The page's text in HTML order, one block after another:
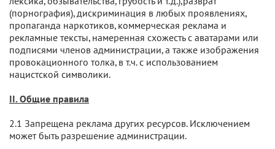
(порнография), дискриминация в любых проявлениях,
пропаганда наркотиков, коммерческая реклама и
рекламные тексты, намеренная схожесть с аватарами или
подписями членов администрации, а также изображения
провокационного толка, в т.ч. с использованием
нацистской символики.
II. Общие правила
2.1 Запрещена реклама других ресурсов. Исключением
может быть разрешение администрации.